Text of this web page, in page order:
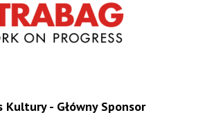
Kultury - Główny Sponsor